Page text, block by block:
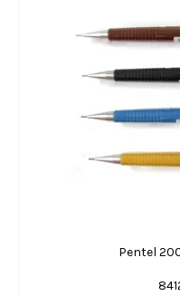
Pentel